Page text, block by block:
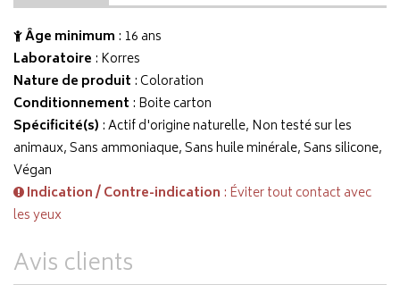
Âge minimum : 16 ans
Laboratoire : Korres
Nature de produit : Coloration
Conditionnement : Boite carton
Spécificité(s) : Actif d'origine naturelle, Non testé sur les
animaux, Sans ammoniaque, Sans huile minérale, Sans silicone,
Végan
Indication / Contre-indication : Éviter tout contact avec
les yeux
Avis clients